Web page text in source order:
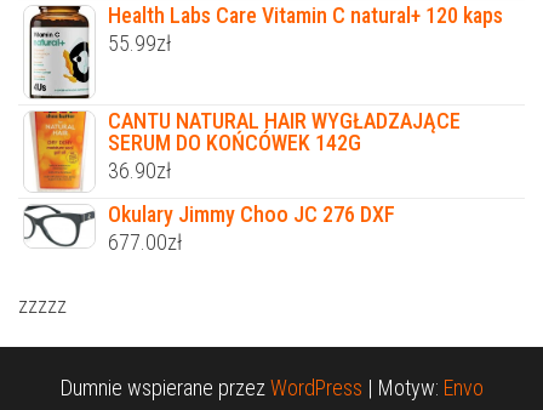
Health Labs Care Vitamin C natural+ 120 kaps
55.99zł
CANTU NATURAL HAIR WYGŁADZAJĄCE
SERUM DO KOŃCÓWEK 142G
36.90zł
Okulary Jimmy Choo JC 276 DXF
677.00zł
zzzzz
Dumnie wspierane przez WordPress | Motyw: Envo